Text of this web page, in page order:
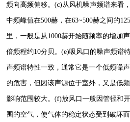
频向高频偏移。(c)从风机噪声频谱来看
中频峰值在500赫，在63~500赫之间的
里，一般是从1000赫开始随频率的增加
倍频程约10分贝。(e)吸风口的噪声频谱
声频谱特性一致，通常它是一个低频噪
的危害，但因该声源位于室外，又是低
影响范围较大。(f)放风口一般因管径和
围的空气，使气体的稳定状态受到破坏